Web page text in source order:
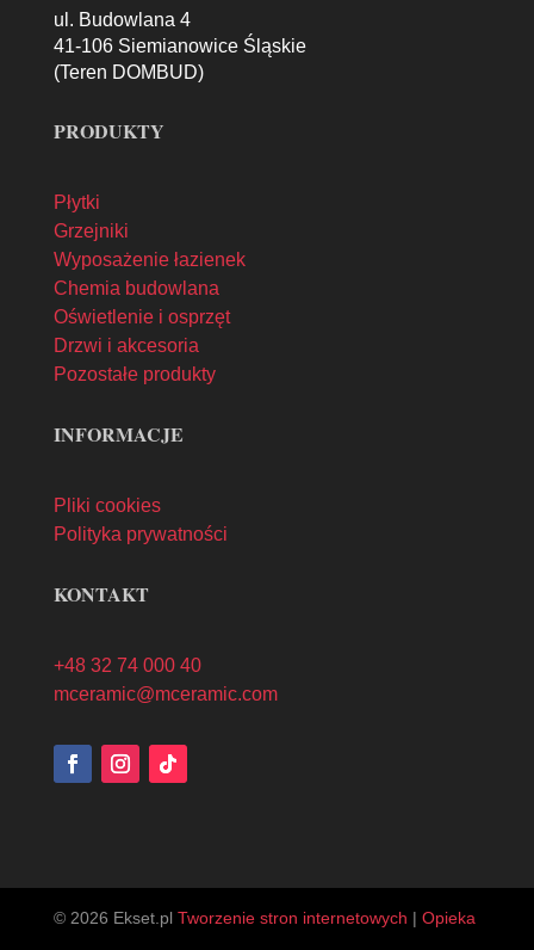
ul. Budowlana 4
41-106 Siemianowice Śląskie
(Teren DOMBUD)
PRODUKTY
Płytki
Grzejniki
Wyposażenie łazienek
Chemia budowlana
Oświetlenie i osprzęt
Drzwi i akcesoria
Pozostałe produkty
INFORMACJE
Pliki cookies
Polityka prywatności
KONTAKT
+48 32 74 000 40
mceramic@mceramic.com
© 2026 Ekset.pl Tworzenie stron internetowych | Opieka